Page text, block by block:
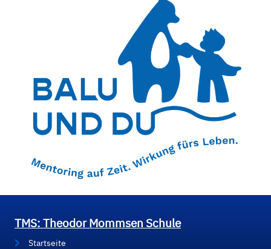
TMS: Theodor Mommsen Schule
Startseite